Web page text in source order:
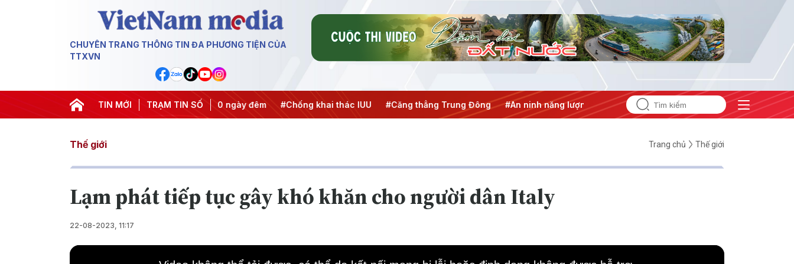
CHUYÊN TRANG THÔNG TIN ĐA PHƯƠNG TIỆN CỦA
TTXVN
TIN MỚI TRẠM TIN SỐ
thành hành động #Chiến dịch 500 ngày đêm #Chống khai thác IUU #Căng thẳng Trung Đông #An ninh năng lượng #Bảo vệ nền tảng tư tưởng của Đảng
Thế giới Trang chủ Thế giới
Lạm phát tiếp tục gây khó khăn cho người dân Italy
22-08-2023, 11:17
This